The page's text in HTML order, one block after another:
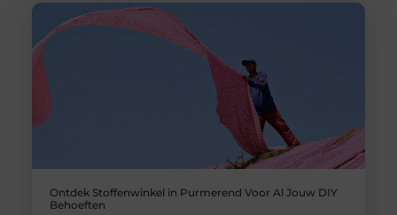
Ontdek Stoffenwinkel in Purmerend Voor Al Jouw DIY
Behoeften